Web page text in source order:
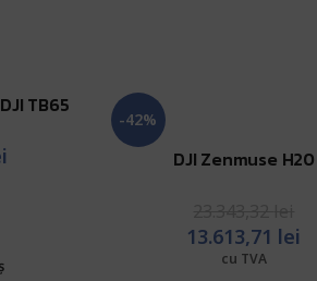
TB65
-42%
DJI Zenmuse H20
13.613,71 lei
cu TVA